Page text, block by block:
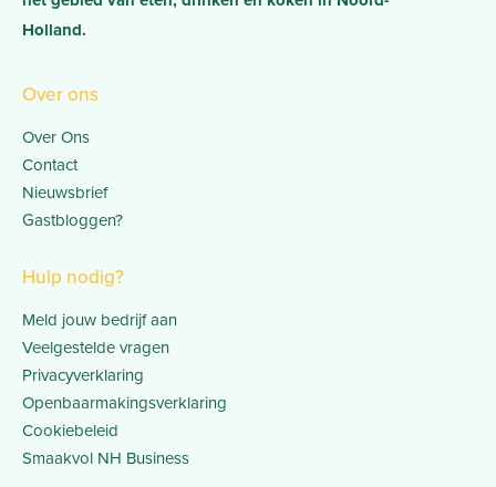
Holland.
Over ons
Over Ons
Contact
Nieuwsbrief
Gastbloggen?
Hulp nodig?
Meld jouw bedrijf aan
Veelgestelde vragen
Privacyverklaring
Openbaarmakingsverklaring
Cookiebeleid
Smaakvol NH Business